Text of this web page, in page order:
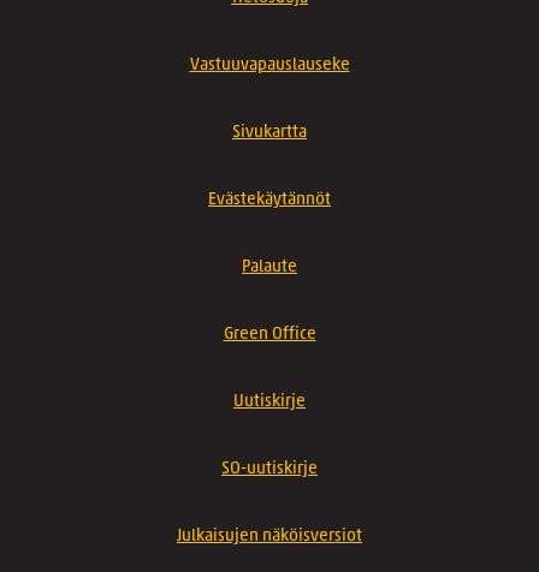
Vastuuvapauslauseke
Sivukartta
Evästekäytännöt
Palaute
Green Office
Uutiskirje
SO-uutiskirje
Julkaisujen näköisversiot